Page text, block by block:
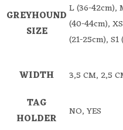
GREYHOUND
SIZE
L (36-42cm),
(40-44cm),
(21-25cm), S1
WIDTH
3,5 CM, 2,5
TAG
HOLDER
NO, YES